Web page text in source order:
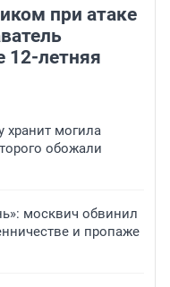
при атаке
12-летняя
хранит могила
обожали
москвич обвинил
и пропаже